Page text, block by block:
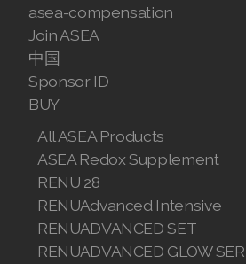
asea-compensation
Join ASEA
中国
Sponsor ID
BUY
All ASEA Products
ASEA Redox Supplement
RENU 28
RENUAdvanced Intensive
RENUADVANCED SET
RENUADVANCED GLOW
Join ASEA Netherlands (Nederlands)
Join ASEA New Zealand (English)
Join ASEA Norway (Norsk)
Join ASEA Philippines (English)
Join ASEA Poland (English)
Join ASEA Portugal (Português)
Join ASEA Romania (Română)